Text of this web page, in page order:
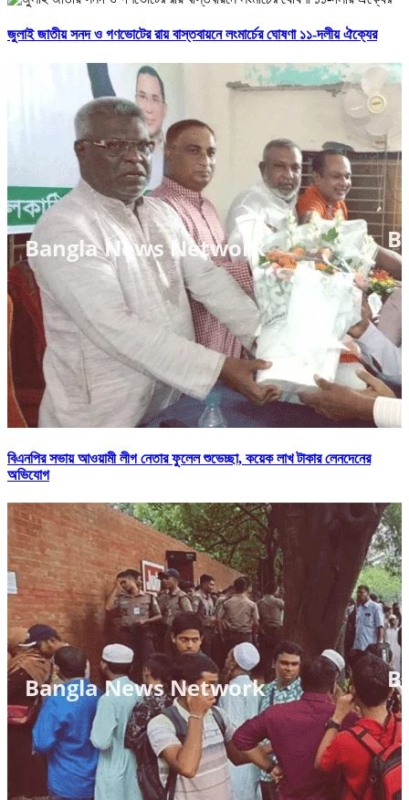
জুলাই জাতীয় সনদ ও গণভোটের রায় বাস্তবায়নে লংমার্চের ঘোষণা ১১-দলীয় ঐক্যের
বিএনপির সভায় আওয়ামী লীগ নেতার ফুলেল শুভেচ্ছা, কয়েক লাখ টাকার লেনদেনের
অভিযোগ